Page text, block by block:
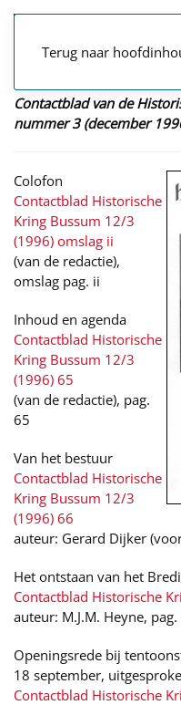
Terug naar
Contactblad van de
nummer 3 (december
Colofon
Contactblad Historische
Kring Bussum 12/3
(1996) omslag ii
(van de redactie),
omslag pag. ii
Inhoud en agenda
Contactblad Historische
Kring Bussum 12/3
(1996) 65
(van de redactie), pag.
65
Van het bestuur
Contactblad Historische
Kring Bussum 12/3
(1996) 66
auteur: Gerard Dijker
Het ontstaan van het
Contactblad Historische
auteur: M.J.M. Heyne,
Openingsrede bij
18 september,
Contactblad Historische